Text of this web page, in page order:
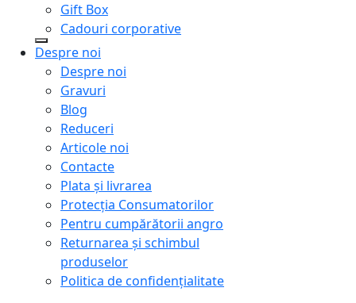
Gift Box
Cadouri corporative
Despre noi
Despre noi
Gravuri
Blog
Reduceri
Articole noi
Contacte
Plata și livrarea
Protecţia Consumatorilor
Pentru cumpărătorii angro
Returnarea și schimbul
produselor
Politica de confidențialitate